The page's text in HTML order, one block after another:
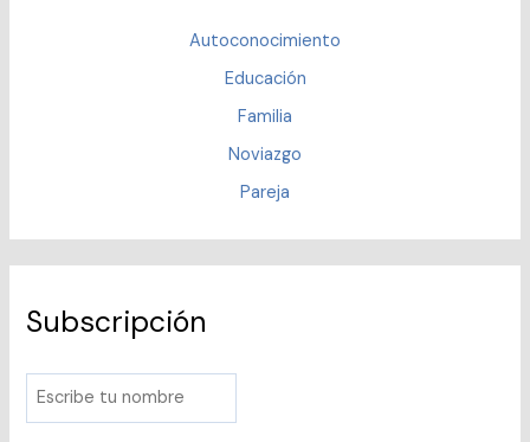
Autoconocimiento
Educación
Familia
Noviazgo
Pareja
Subscripción